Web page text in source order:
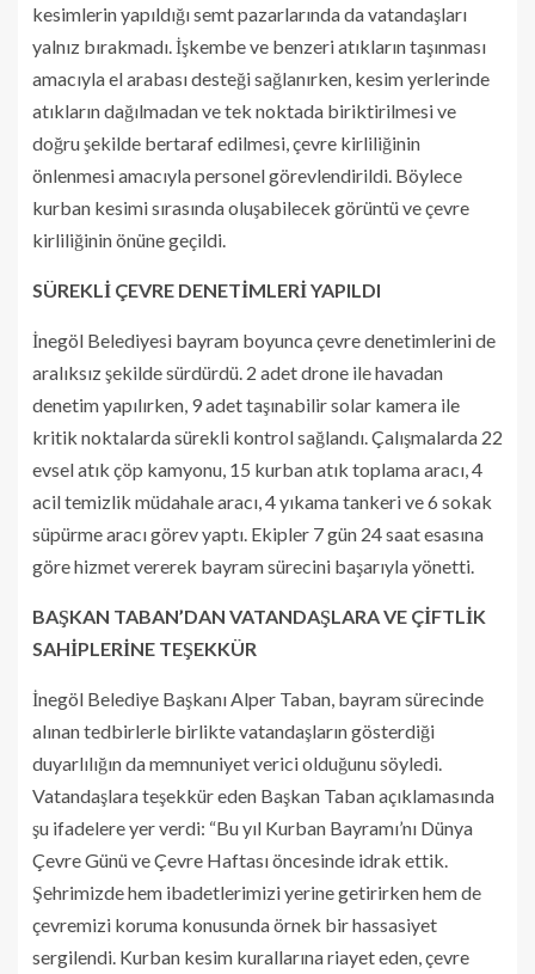
kesimlerin yapıldığı semt pazarlarında da vatandaşları
yalnız bırakmadı. İşkembe ve benzeri atıkların taşınması
amacıyla el arabası desteği sağlanırken, kesim yerlerinde
atıkların dağılmadan ve tek noktada biriktirilmesi ve
doğru şekilde bertaraf edilmesi, çevre kirliliğinin
önlenmesi amacıyla personel görevlendirildi. Böylece
kurban kesimi sırasında oluşabilecek görüntü ve çevre
kirliliğinin önüne geçildi.
SÜREKLİ ÇEVRE DENETİMLERİ YAPILDI
İnegöl Belediyesi bayram boyunca çevre denetimlerini de
aralıksız şekilde sürdürdü. 2 adet drone ile havadan
denetim yapılırken, 9 adet taşınabilir solar kamera ile
kritik noktalarda sürekli kontrol sağlandı. Çalışmalarda 22
evsel atık çöp kamyonu, 15 kurban atık toplama aracı, 4
acil temizlik müdahale aracı, 4 yıkama tankeri ve 6 sokak
süpürme aracı görev yaptı. Ekipler 7 gün 24 saat esasına
göre hizmet vererek bayram sürecini başarıyla yönetti.
BAŞKAN TABAN’DAN VATANDAŞLARA VE ÇİFTLİK
SAHİPLERİNE TEŞEKKÜR
İnegöl Belediye Başkanı Alper Taban, bayram sürecinde
alınan tedbirlerle birlikte vatandaşların gösterdiği
duyarlılığın da memnuniyet verici olduğunu söyledi.
Vatandaşlara teşekkür eden Başkan Taban açıklamasında
şu ifadelere yer verdi: “Bu yıl Kurban Bayramı’nı Dünya
Çevre Günü ve Çevre Haftası öncesinde idrak ettik.
Şehrimizde hem ibadetlerimizi yerine getirirken hem de
çevremizi koruma konusunda örnek bir hassasiyet
sergilendi. Kurban kesim kurallarına riayet eden, çevre